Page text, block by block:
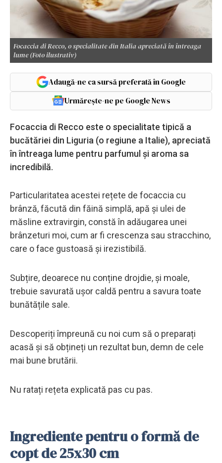
Focaccia di Recco, o specialitate din Italia apreciată în întreaga
lume (Foto ilustrativ)
Adaugă-ne ca sursă preferată în Google
Urmărește-ne pe Google News
Focaccia di Recco este o specialitate tipică a
bucătăriei din Liguria (o regiune a Italie), apreciată
în întreaga lume pentru parfumul și aroma sa
incredibilă.
Particularitatea acestei rețete de focaccia cu
brânză, făcută din făină simplă, apă și ulei de
măsline extravirgin, constă în adăugarea unei
brânzeturi moi, cum ar fi crescenza sau stracchino,
care o face gustoasă și irezistibilă.
Subțire, deoarece nu conține drojdie, și moale,
trebuie savurată ușor caldă pentru a savura toate
bunătățile sale.
Descoperiți împreună cu noi cum să o preparați
acasă și să obțineți un rezultat bun, demn de cele
mai bune brutării.
Nu ratați rețeta explicată pas cu pas.
Ingrediente pentru o formă de
copt de 25x30 cm